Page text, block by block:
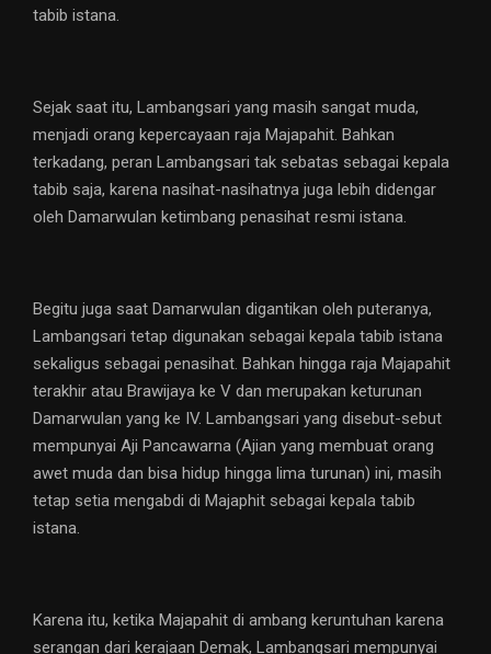
tabib istana.
Sejak saat itu, Lambangsari yang masih sangat muda,
menjadi orang kepercayaan raja Majapahit. Bahkan
terkadang, peran Lambangsari tak sebatas sebagai kepala
tabib saja, karena nasihat-nasihatnya juga lebih didengar
oleh Damarwulan ketimbang penasihat resmi istana.
Begitu juga saat Damarwulan digantikan oleh puteranya,
Lambangsari tetap digunakan sebagai kepala tabib istana
sekaligus sebagai penasihat. Bahkan hingga raja Majapahit
terakhir atau Brawijaya ke V dan merupakan keturunan
Damarwulan yang ke IV. Lambangsari yang disebut-sebut
mempunyai Aji Pancawarna (Ajian yang membuat orang
awet muda dan bisa hidup hingga lima turunan) ini, masih
tetap setia mengabdi di Majaphit sebagai kepala tabib
istana.
Karena itu, ketika Majapahit di ambang keruntuhan karena
serangan dari kerajaan Demak, Lambangsari mempunyai